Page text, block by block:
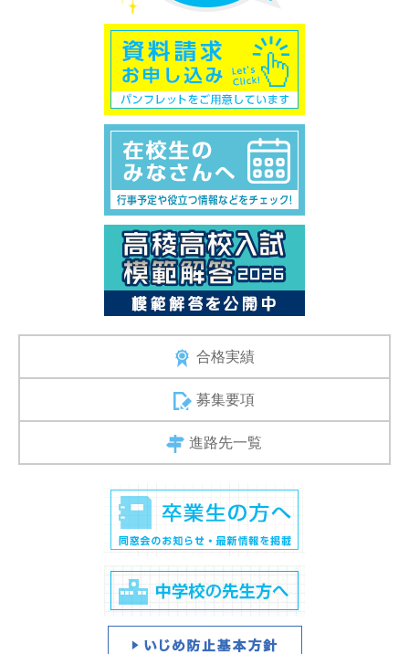
合格実績
募集要項
進路先一覧